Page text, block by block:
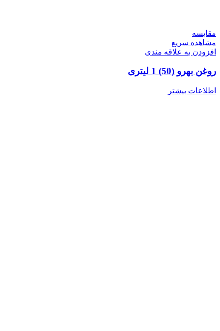
مقایسه
مشاهده سریع
افزودن به علاقه مندی
روغن بهرو (50) 1 لیتری
اطلاعات بیشتر